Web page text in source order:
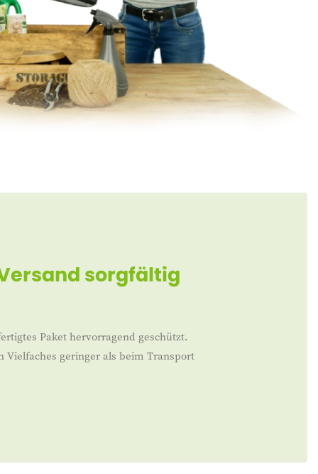
sorgfältig
Paket hervorragend geschützt.
Vielfaches geringer als beim Transport